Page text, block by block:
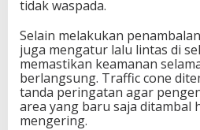
tidak waspada.
Selain melakukan
juga mengatur lalu lintas di
memastikan keamanan
berlangsung. Traffic cone
tanda peringatan agar
area yang baru saja ditambal
mengering.